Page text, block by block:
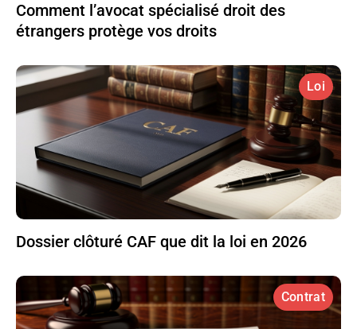
Comment l’avocat spécialisé droit des
étrangers protège vos droits
Loi
Dossier clôturé CAF que dit la loi en 2026
Contrat